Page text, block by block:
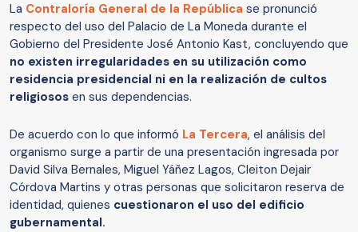
La Contraloría General de la República se pronunció
respecto del uso del Palacio de La Moneda durante el
Gobierno del Presidente José Antonio Kast, concluyendo que
no existen irregularidades en su utilización como
residencia presidencial ni en la realización de cultos
religiosos en sus dependencias.
De acuerdo con lo que informó La Tercera, el análisis del
organismo surge a partir de una presentación ingresada por
David Silva Bernales, Miguel Yáñez Lagos, Cleiton Dejair
Córdova Martins y otras personas que solicitaron reserva de
identidad, quienes cuestionaron el uso del edificio
gubernamental.